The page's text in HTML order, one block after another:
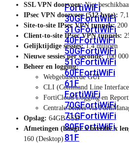
FortiWiFi
30GFortiWiFi
31GFortiWiFi
40FFortiWiFi
50GFortiWiFi
51GFortiWiFi
60FFortiWiFi
61F
FortiWiFi
70GFortiWiFi
71GFortiWiFi
80FFortiWiFi
81F
SSL VPN doorvoer:Niet
IPsec VPN doorvoer (512 byte):
Site-to-site IPsec VPN tunnels: 200
Client-to-site IPsec VPN tunnels:
Gelijktijdige sessies:1,4 miljoen
Nieuwe sessies per seconde:100 000
Beheer en logging:
Webgebaseerde GUI
CLI (Command Line
FortiCloud Logging en
Centrale beheer via
Opslag: 64GB SSD
Afmetingen (hoogte x breedte x
160 (Desktop)